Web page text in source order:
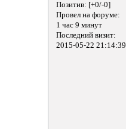
Позитив: [+0/-0]
Провел на форуме:
1 час 9 минут
Последний визит:
2015-05-22 21:14:39